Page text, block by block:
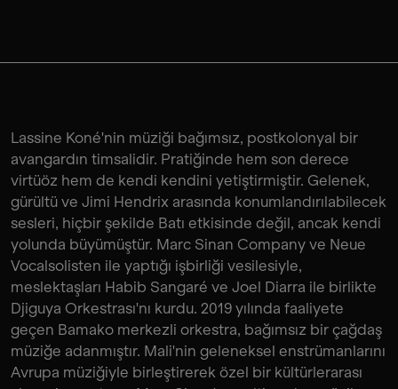
Lassine Koné'nin müziği bağımsız, postkolonyal bir
avangardın timsalidir. Pratiğinde hem son derece
virtüöz hem de kendi kendini yetiştirmiştir. Gelenek,
gürültü ve Jimi Hendrix arasında konumlandırılabilecek
sesleri, hiçbir şekilde Batı etkisinde değil, ancak kendi
yolunda büyümüştür. Marc Sinan Company ve Neue
Vocalsolisten ile yaptığı işbirliği vesilesiyle,
meslektaşları Habib Sangaré ve Joel Diarra ile birlikte
Djiguya Orkestrası'nı kurdu. 2019 yılında faaliyete
geçen Bamako merkezli orkestra, bağımsız bir çağdaş
müziğe adanmıştır. Mali'nin geleneksel enstrümanlarını
Avrupa müziğiyle birleştirerek özel bir kültürlerarası